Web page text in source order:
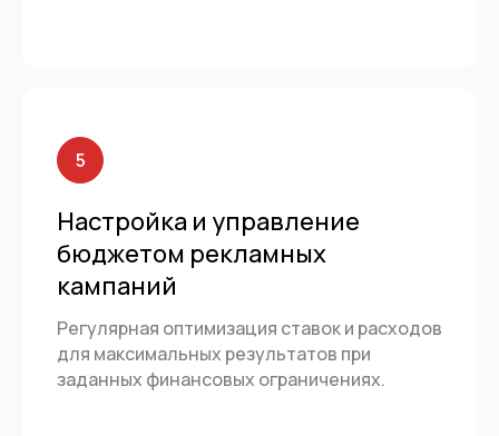
Настройка и управление
бюджетом рекламных
кампаний
Регулярная оптимизация ставок и расходов
для максимальных результатов при
заданных финансовых ограничениях.